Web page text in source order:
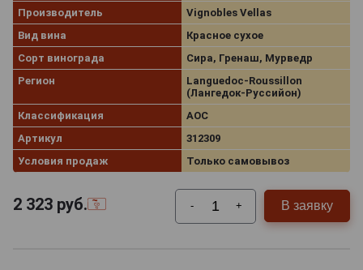
Производитель
Vignobles Vellas
Вид вина
Красное сухое
Сорт винограда
Сира, Гренаш, Мурведр
Регион
Languedoc-Roussillon
(Лангедок-Руссийон)
Классификация
AOC
Артикул
312309
Условия продаж
Только самовывоз
2 323 руб. - + В заявку